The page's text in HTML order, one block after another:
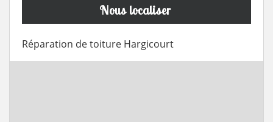
Nous localiser
Réparation de toiture Hargicourt